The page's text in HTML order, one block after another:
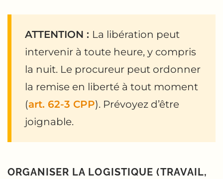
ATTENTION : La libération peut
intervenir à toute heure, y compris
la nuit. Le procureur peut ordonner
la remise en liberté à tout moment
(art. 62-3 CPP). Prévoyez d’être
joignable.
ORGANISER LA LOGISTIQUE (TRAVAIL,